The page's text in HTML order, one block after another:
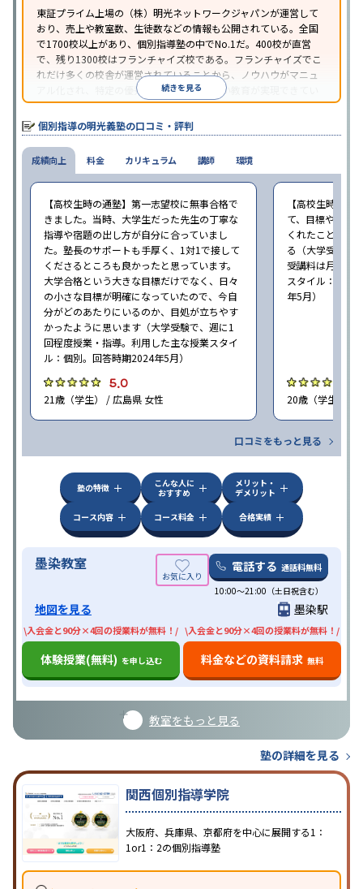
※2023年3月調査。小学校高学年の個別指導塾アンケート調査方法を参
東証プライム上場の（株）明光ネットワークジャパンが運営して
おり、売上や教室数、生徒数などの情報も公開されている。全国
で1700校以上があり、個別指導塾の中でNo.1だ。400校が直営
で、残り1300校はフランチャイズ校である。フランチャイズでこ
れだけ多くの校舎が運営されていることから、ノウハウがマニュ
アル化され、特定の優秀な人材に依存しない教育が実現できてい
ることが推測される。
続きを見る
個別指導の明光義塾の口コミ・評判
成績向上
【高校生時の通塾】第一志望校に無事合格で
きました。当時、大学生だった先生の丁寧な
指導や宿題の出し方が自分に合っていまし
た。塾長のサポートも手厚く、1対1で接して
くださるところも良かったと思っています。
大学合格という大きな目標だけでなく、日々
の小さな目標が明確になっていたので、今自
分がどのあたりにいるのか、目処が立ちやす
かったように思います（大学受験で、週に1
回程度授業・指導。利用した主な授業スタイ
ル：個別。回答時期2024年5月）
5.0
21歳（学生） / 広島県 女性
【高校生時の通
て、目標や勉強
くれたことが、
る（大学受験で
受講料は月
スタイル：個別
年5月）
20歳（学生） /
口コミをもっと見る
料金 カリキュラム 講師 環境
塾の特徴
こんな人に
おすすめ
メリット・
デメリット
コース内容
コース料金 合格実績
墨染教室 電話する 通話料無料
10:00〜21:00（土日祝含む）
地図を見る 墨染駅
\入会金と90分×4回の授業料が無料！/
体験授業(無料) を申し込む
\入会金と90分×4回の授業料が無料！/
料金などの資料請求 無料
教室をもっと見る
塾の詳細を見る
関西個別指導学院
大阪府、兵庫県、京都府を中心に展開する1：
1or1：2の個別指導塾